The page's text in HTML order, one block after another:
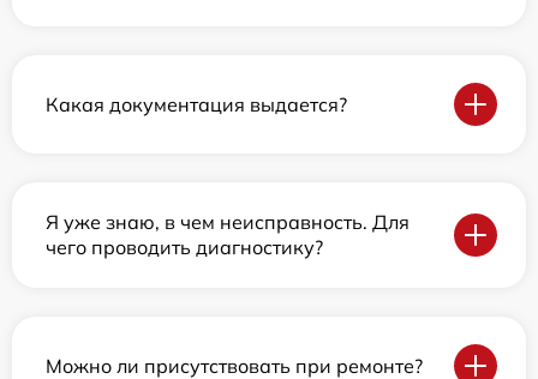
Какая документация выдается?
Я уже знаю, в чем неисправность. Для
чего проводить диагностику?
Можно ли присутствовать при ремонте?